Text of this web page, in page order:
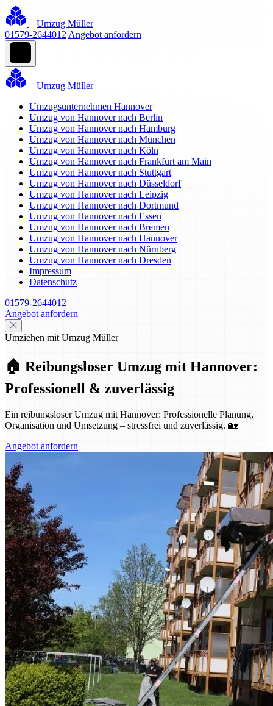
Umzug Müller
01579-2644012 Angebot anfordern
Umzug Müller
Umzugsunternehmen Hannover
Umzug von Hannover nach Berlin
Umzug von Hannover nach Hamburg
Umzug von Hannover nach München
Umzug von Hannover nach Köln
Umzug von Hannover nach Frankfurt am Main
Umzug von Hannover nach Stuttgart
Umzug von Hannover nach Düsseldorf
Umzug von Hannover nach Leipzig
Umzug von Hannover nach Dortmund
Umzug von Hannover nach Essen
Umzug von Hannover nach Bremen
Umzug von Hannover nach Hannover
Umzug von Hannover nach Nürnberg
Umzug von Hannover nach Dresden
Impressum
Datenschutz
01579-2644012
Angebot anfordern
Umziehen mit Umzug Müller
🏠 Reibungsloser Umzug mit Hannover:
Professionell & zuverlässig
Ein reibungsloser Umzug mit Hannover: Professionelle Planung,
Organisation und Umsetzung – stressfrei und zuverlässig. 🏡
Angebot anfordern